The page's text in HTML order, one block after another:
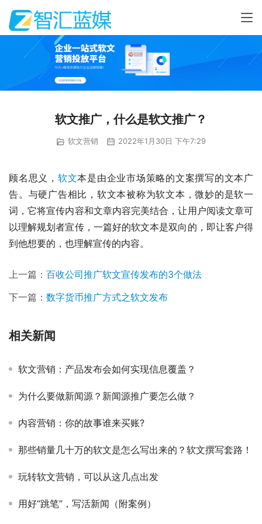
软文推广，什么是软文推广？
软文营销 2022年1月30日 下午7:29
顾名思义， 软文本是由企业市场策略的文案撰写的文本广
告。与硬广告相比，软文本被称为软文本，微妙的是软一
词，它将宣传内容和文章内容完美结合，让用户阅读文章可
以理解规划者宣传，一篇好的软文本是双向的，即让客户得
到他想要的，也理解宣传的内容。
上一篇： 百收公司推广软文宣传发布的3个做法
下一篇： 数字货币推广方式之软文发布
相关新闻
软文营销：产品发布会如何实现信息覆盖？
为什么要做新闻源？新闻源推广要怎么做？
内容营销：你的故事谁来买账?
那些销量几十万的软文是怎么写出来的？软文撰写套路！
玩转软文营销，可以从这几点出发
用好“跳笔”，写活新闻（附案例）